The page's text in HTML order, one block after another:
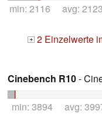
min: 2116 avg:
+ 2 Einzelwerte
Cinebench R10-
min: 3894 avg: